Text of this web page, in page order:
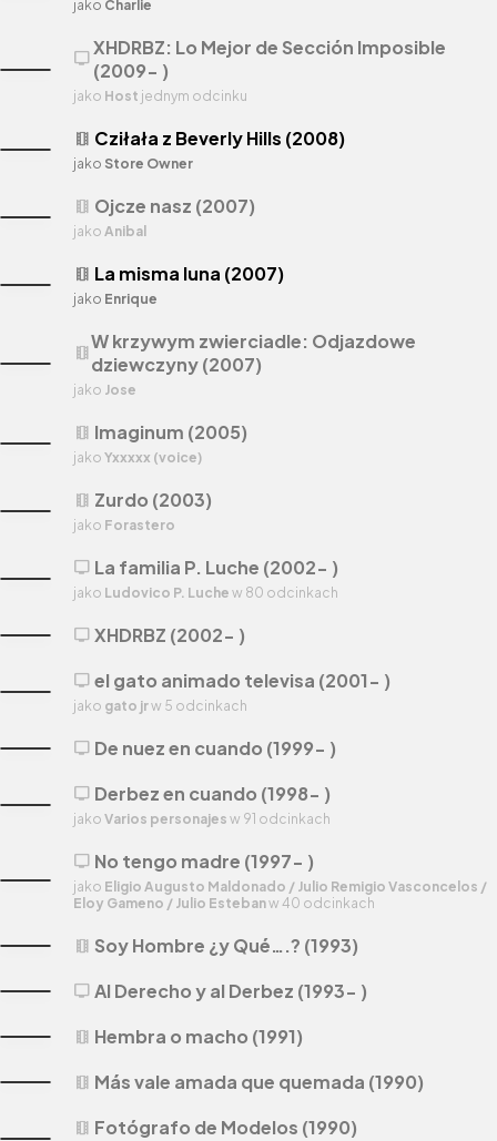
jako Charlie
theaters Ojcze nasz (2007)
jako Anibal
theaters Más vale amada que quemada (1990)
theaters Fotógrafo de Modelos (1990)
theaters Zurdo (2003)
jako Forastero
theaters Imaginum (2005)
jako Yxxxxx (voice)
theaters La misma luna (2007)
jako Enrique
theaters Hembra o macho (1991)
theatersW krzywym zwierciadle: Odjazdowe
dziewczyny (2007)
jako Jose
theaters Cziłała z Beverly Hills (2008)
jako Store Owner
theaters Soy Hombre ¿y Qué….? (1993)
tv La familia P. Luche (2002- )
jako Ludovico P. Luche w 80 odcinkach
tv XHDRBZ (2002- )
tv De nuez en cuando (1999- )
tvXHDRBZ: Lo Mejor de Sección Imposible
(2009- )
jako Host jednym odcinku
tv Al Derecho y al Derbez (1993- )
tv el gato animado televisa (2001- )
jako gato jrw 5 odcinkach
tv Derbez en cuando (1998- )
jako Varios personajes w 91 odcinkach
tv No tengo madre (1997- )
jako Eligio Augusto Maldonado / Julio Remigio Vasconcelos /
Eloy Gameno / Julio Estebanw 40 odcinkach